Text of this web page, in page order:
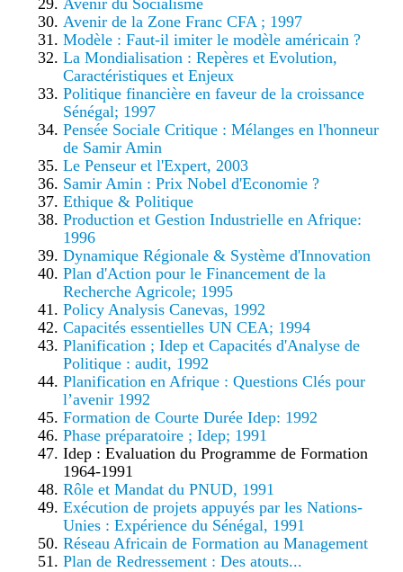
Avenir du Socialisme
Avenir de la Zone Franc CFA ; 1997
Modèle : Faut-il imiter le modèle américain ?
La Mondialisation : Repères et Evolution,
Caractéristiques et Enjeux
Politique financière en faveur de la croissance
Sénégal; 1997
Pensée Sociale Critique : Mélanges en l'honneur
de Samir Amin
Le Penseur et l'Expert, 2003
Samir Amin : Prix Nobel d'Economie ?
Ethique & Politique
Production et Gestion Industrielle en Afrique:
1996
Dynamique Régionale & Système d'Innovation
Plan d'Action pour le Financement de la
Recherche Agricole; 1995
Policy Analysis Canevas, 1992
Capacités essentielles UN CEA; 1994
Planification ; Idep et Capacités d'Analyse de
Politique : audit, 1992
Planification en Afrique : Questions Clés pour
l’avenir 1992
Formation de Courte Durée Idep: 1992
Phase préparatoire ; Idep; 1991
Idep : Evaluation du Programme de Formation
1964-1991
Rôle et Mandat du PNUD, 1991
Exécution de projets appuyés par les Nations-
Unies : Expérience du Sénégal, 1991
Réseau Africain de Formation au Management
Plan de Redressement : Des atouts...